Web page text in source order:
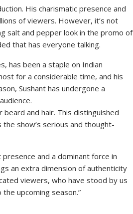
His charismatic presence and
of viewers. However, it’s not
salt and pepper look in the promo of
that has everyone talking.
has been a staple on Indian
for a considerable time, and his
Sushant has undergone a
beard and hair. This distinguished
show’s serious and thought-
and a dominant force in
an extra dimension of authenticity
viewers, who have stood by us
upcoming season.”